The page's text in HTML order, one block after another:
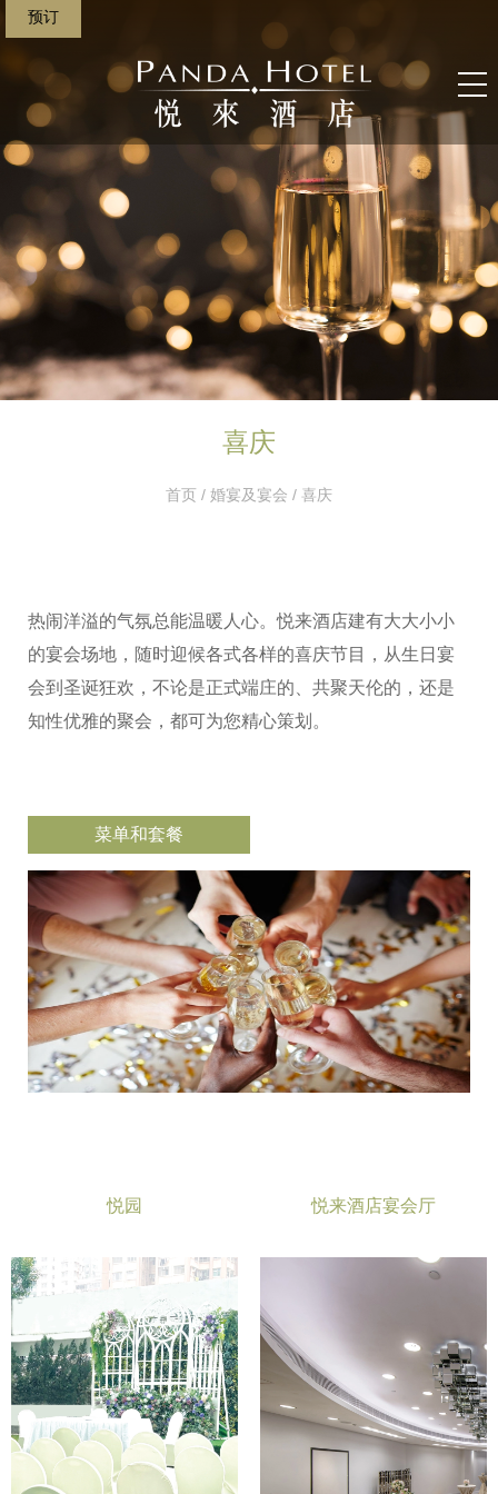
预订
喜庆
首页 / 婚宴及宴会 / 喜庆
热闹洋溢的气氛总能温暖人心。悦来酒店建有大大小小
的宴会场地，随时迎候各式各样的喜庆节目，从生日宴
会到圣诞狂欢，不论是正式端庄的、共聚天伦的，还是
知性优雅的聚会，都可为您精心策划。
菜单和套餐
悦园 悦来酒店宴会厅